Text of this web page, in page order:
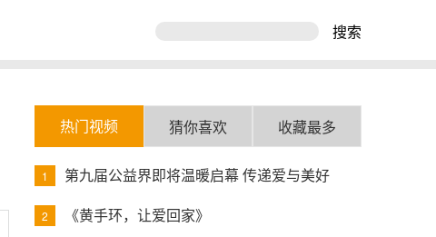
搜索
热门视频 猜你喜欢 收藏最多
1 第九届公益界即将温暖启幕 传递爱与美好
2 《黄手环，让爱回家》